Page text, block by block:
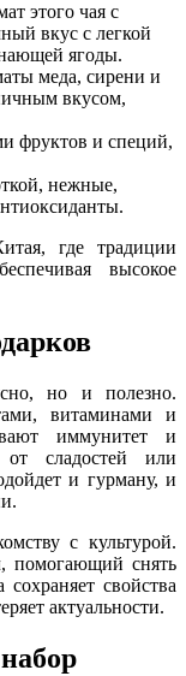
этого чая с
вкус с легкой
ягоды.
меда, сирени и
вкусом,
фруктов и специй,
нежные,
где традиции
высокое
но и полезно.
витаминами и
иммунитет и
сладостей или
и гурману, и
с культурой.
помогающий снять
свойства
актуальности.